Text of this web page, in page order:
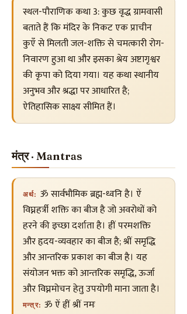
स्थल-पौराणिक कथा 3: कुछ वृद्ध ग्रामवासी
बताते हैं कि मंदिर के निकट एक प्राचीन
कुएँ से मिलती जल-शक्ति से चमत्कारी रोग-
निवारण हुआ था और इसका श्रेय अष्टागृश्वर
की कृपा को दिया गया। यह कथा स्थानीय
अनुभव और श्रद्धा पर आधारित है;
ऐतिहासिक साक्ष्य सीमित हैं।
मंत्र · Mantras
अर्थ: ॐ सार्वभौमिक ब्रह्म-ध्वनि है। ऐं
विघ्नहर्त्री शक्ति का बीज है जो अवरोधों को
हरने की इच्छा दर्शाता है। ह्रीं परमशक्ति
और हृदय-व्यवहार का बीज है; श्रीं समृद्धि
और आन्तरिक प्रकाश का बीज है। यह
संयोजन भक्त को आन्तरिक समृद्धि, ऊर्जा
और विघ्नमोचन हेतु उपयोगी माना जाता है।
मन्त्र: ॐ ऐं ह्रीं श्रीं नमः